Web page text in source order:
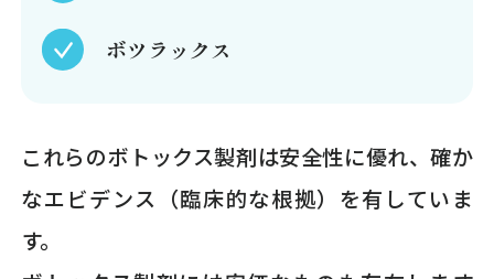
ボツラックス
これらのボトックス製剤は安全性に優れ、確か
なエビデンス（臨床的な根拠）を有していま
す。